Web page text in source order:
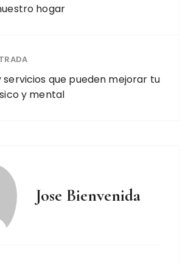
hogar
servicios que pueden mejorar tu
y mental
Jose Bienvenida